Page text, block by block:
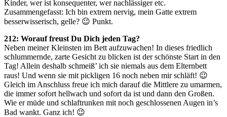
Kinder, wer ist konsequenter, wer nachlässiger etc.
Zusammengefasst: Ich bin extrem nervig, mein Gatte extrem
besserwisserisch, gelle? 😉 Punkt.
212: Worauf freust Du Dich jeden Tag?
Neben meiner Kleinsten im Bett aufzuwachen! In dieses friedlich
schlummernde, zarte Gesicht zu blicken ist der schönste Start in den
Tag! Allein deshalb schmeiß’ ich sie niemals aus dem Elternbett
raus! Und wenn sie mit pickligen 16 noch neben mir schläft! 😉
Gleich im Anschluss freue ich mich darauf die Mittlere zu umarmen,
die immer sofort hellwach und sofort da ist und dann den Großen.
Wie er müde und schlaftrunken mit noch geschlossenen Augen in’s
Bad wankt. Ganz ich! 😉